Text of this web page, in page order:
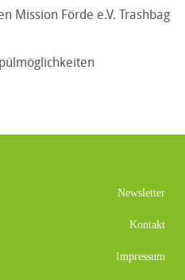
Mission Förde e.V. Trashbag
Newsletter
Kontakt
Impressum